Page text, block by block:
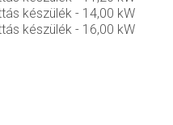
készülék - 14,00 kW
készülék - 16,00 kW